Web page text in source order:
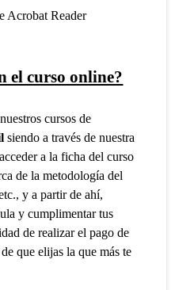
Acrobat Reader
el curso online?
cursos de
siendo a través de nuestra
a la ficha del curso
de la metodología del
y a partir de ahí,
y cumplimentar tus
de realizar el pago de
que elijas la que más te